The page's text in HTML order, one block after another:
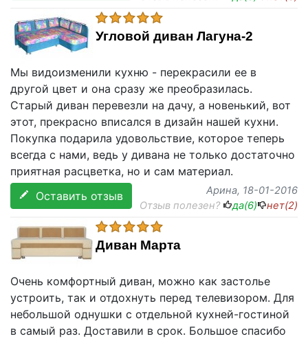
Угловой диван Лагуна-2
Мы видоизменили кухню - перекрасили ее в
другой цвет и она сразу же преобразилась.
Старый диван перевезли на дачу, а новенький, вот
этот, прекрасно вписался в дизайн нашей кухни.
Покупка подарила удовольствие, которое теперь
всегда с нами, ведь у дивана не только достаточно
приятная расцветка, но и сам материал.
Оставить отзыв
Арина, 18-01-2016
Отзыв полезен?
да(6) нет(2)
Диван Марта
Очень комфортный диван, можно как застолье
устроить, так и отдохнуть перед телевизором. Для
небольшой однушки с отдельной кухней-гостиной
в самый раз. Доставили в срок. Большое спасибо